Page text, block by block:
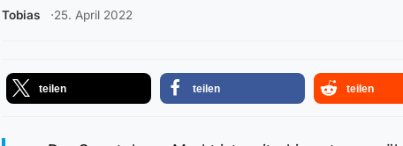
Tobias 25. April 2022
teilen teilen teilen